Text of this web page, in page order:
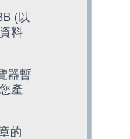
(以
料
器暫
產
的